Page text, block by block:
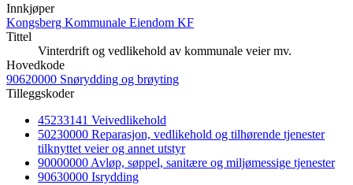
Innkjøper
Kongsberg Kommunale Eiendom KF
Tittel
Vinterdrift og vedlikehold av kommunale veier mv.
Hovedkode
90620000 Snørydding og brøyting
Tilleggskoder
45233141 Veivedlikehold
50230000 Reparasjon, vedlikehold og tilhørende tjenester
tilknyttet veier og annet utstyr
90000000 Avløp, søppel, sanitære og miljømessige tjenester
90630000 Isrydding